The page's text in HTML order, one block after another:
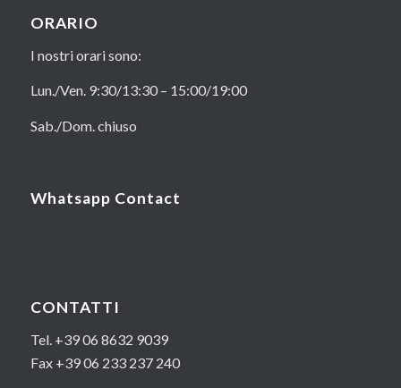
ORARIO
I nostri orari sono:
Lun./Ven. 9:30/13:30 – 15:00/19:00
Sab./Dom. chiuso
Whatsapp Contact
CONTATTI
Tel. +39 06 8632 9039
Fax +39 06 233 237 240